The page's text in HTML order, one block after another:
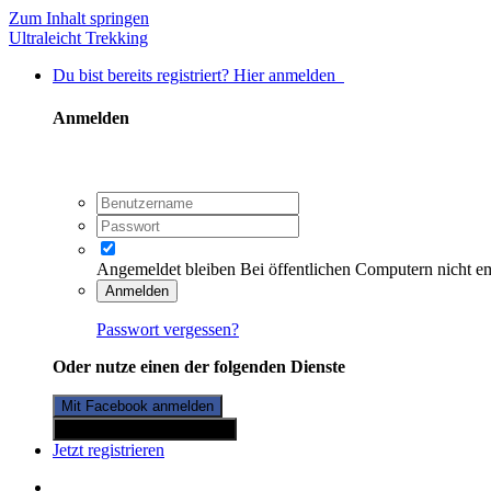
Zum Inhalt springen
Ultraleicht Trekking
Du bist bereits registriert? Hier anmelden
Anmelden
Angemeldet bleiben Bei öffentlichen Computern nicht
Anmelden
Passwort vergessen?
Oder nutze einen der folgenden Dienste
Mit Facebook anmelden
Jetzt registrieren